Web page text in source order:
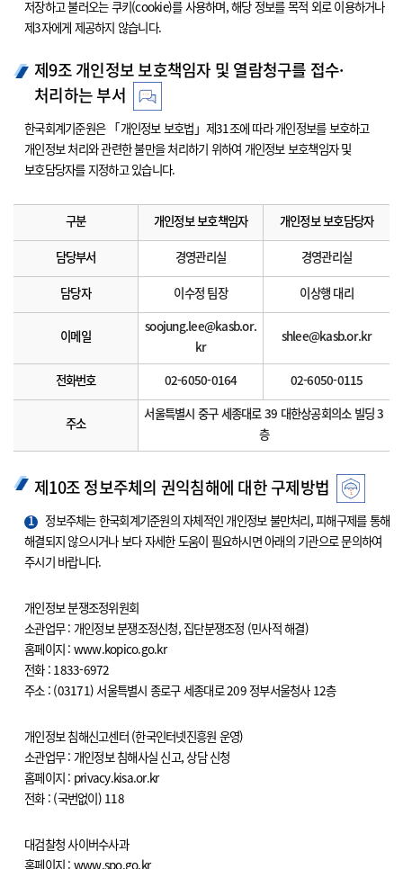
저장하고 불러오는 쿠키(cookie)를 사용하며, 해당 정보를 목적 외로 이용하거나
제3자에게 제공하지 않습니다.
제9조 개인정보 보호책임자 및 열람청구를 접수·
처리하는 부서
한국회계기준원은 「개인정보 보호법」제31조에 따라 개인정보를 보호하고
개인정보 처리와 관련한 불만을 처리하기 위하여 개인정보 보호책임자 및
보호담당자를 지정하고 있습니다.
구분 개인정보 보호책임자 개인정보 보호담당자
담당부서 경영관리실 경영관리실
담당자 이수정 팀장 이상행 대리
이메일
soojung.lee@kasb.or.
kr
shlee@kasb.or.kr
전화번호 02-6050-0164 02-6050-0115
주소
서울특별시 중구 세종대로 39 대한상공회의소 빌딩 3
층
제10조 정보주체의 권익침해에 대한 구제방법
1
정보주체는 한국회계기준원의 자체적인 개인정보 불만처리, 피해구제를 통해
해결되지 않으시거나 보다 자세한 도움이 필요하시면 아래의 기관으로 문의하여
주시기 바랍니다.
개인정보 분쟁조정위원회
소관업무 : 개인정보 분쟁조정신청, 집단분쟁조정 (민사적 해결)
홈페이지 : www.kopico.go.kr
전화 : 1833-6972
주소 : (03171) 서울특별시 종로구 세종대로 209 정부서울청사 12층
개인정보 침해신고센터 (한국인터넷진흥원 운영)
소관업무 : 개인정보 침해사실 신고, 상담 신청
홈페이지 : privacy.kisa.or.kr
전화 : (국번없이) 118
대검찰청 사이버수사과
홈페이지 : www.spo.go.kr